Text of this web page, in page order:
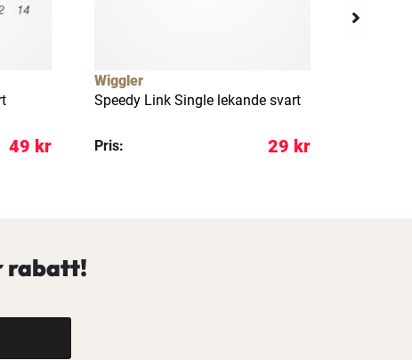
49 kr
Wiggler
Speedy Link Single lekande svart
Pris: 29 kr
rabatt!